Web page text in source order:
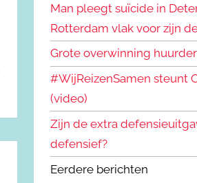
Man pleegt suïcide in
Rotterdam vlak voor zijn
Grote overwinning
#WijReizenSamen steunt
(video)
Zijn de extra
defensief?
Eerdere berichten